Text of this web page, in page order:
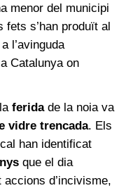
menor del municipi
fets s’han produït al
l’avinguda
Catalunya on
feridade la noia va
vidre trencada. Els
han identificat
que el dia
d’incivisme,